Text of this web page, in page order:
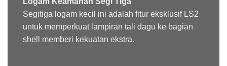
Segitiga logam kecil ini adalah fitur eksklusif LS2
untuk memperkuat lampiran tali dagu ke bagian
shell memberi kekuatan ekstra.